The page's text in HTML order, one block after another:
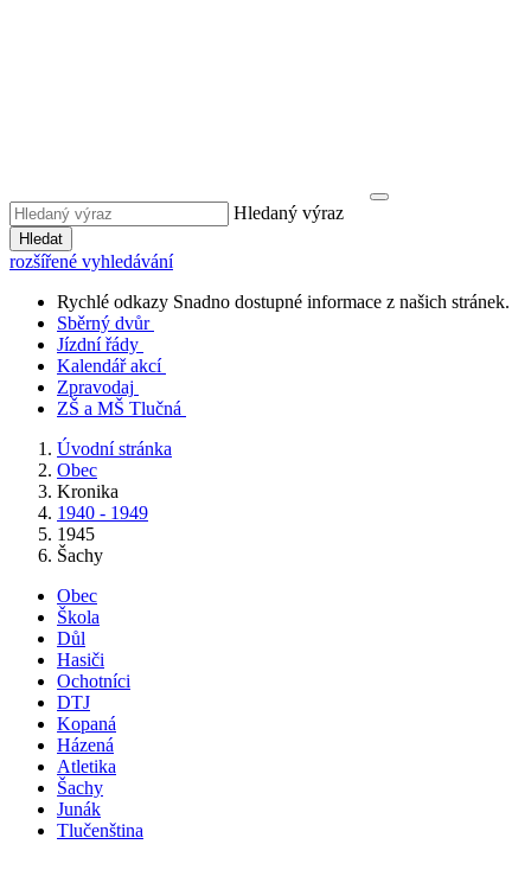
Hledaný výraz
Hledat
rozšířené vyhledávání
Rychlé odkazy Snadno dostupné informace z našich stránek.
Sběrný dvůr
Jízdní řády
Kalendář akcí
Zpravodaj
ZŠ a MŠ Tlučná
Úvodní stránka
Obec
Kronika
1940 - 1949
1945
Šachy
Obec
Škola
Důl
Hasiči
Ochotníci
DTJ
Kopaná
Házená
Atletika
Šachy
Junák
Tlučenština